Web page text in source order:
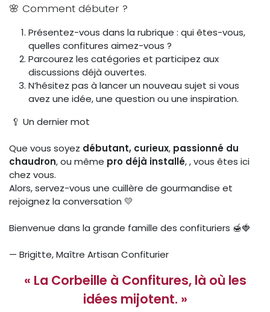
🌸 Comment débuter ?
Présentez-vous dans la rubrique : qui êtes-vous,
quelles confitures aimez-vous ?
Parcourez les catégories et participez aux
discussions déjà ouvertes.
N’hésitez pas à lancer un nouveau sujet si vous
avez une idée, une question ou une inspiration.
🥄 Un dernier mot
Que vous soyez débutant, curieux, passionné du
chaudron, ou même pro déjà installé, , vous êtes ici
chez vous.
Alors, servez-vous une cuillère de gourmandise et
rejoignez la conversation 💛
Bienvenue dans la grande famille des confituriers 🍯🍓
— Brigitte, Maître Artisan Confiturier
« La Corbeille à Confitures, là où les
idées mijotent. »